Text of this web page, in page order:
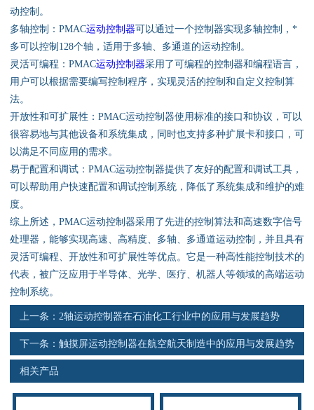
技术资讯
公司动态
资质荣誉
产品应用
联系电话
动控制。
多轴控制：PMAC运动控制器可以通过一个控制器实现多轴控制，*
多可以控制128个轴，适用于多轴、多通道的运动控制。
灵活可编程：PMAC运动控制器采用了可编程的控制器和编程语言，
用户可以根据需要编写控制程序，实现灵活的控制和自定义控制算
法。
开放性和可扩展性：PMAC运动控制器使用标准的接口和协议，可以
很容易地与其他设备和系统集成，同时也支持多种扩展卡和接口，可
以满足不同应用的需求。
易于配置和调试：PMAC运动控制器提供了友好的配置和调试工具，
可以帮助用户快速配置和调试控制系统，降低了系统集成和维护的难
度。
综上所述，PMAC运动控制器采用了先进的控制算法和高速数字信号
处理器，能够实现高速、高精度、多轴、多通道运动控制，并且具有
灵活可编程、开放性和可扩展性等优点。它是一种高性能控制技术的
代表，被广泛应用于半导体、光学、医疗、机器人等领域的高端运动
控制系统。
上一条： 2轴运动控制器在石油化工行业中的应用与发展趋势
下一条： 触摸屏运动控制器在航空航天制造中的应用与发展趋势
相关产品